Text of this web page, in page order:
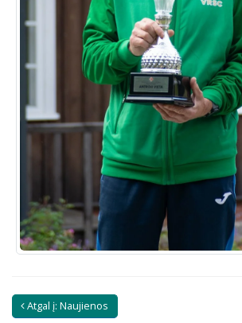
Atgal į: Naujienos